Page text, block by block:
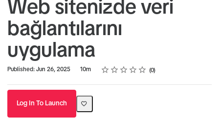
Web sitenizde veri
bağlantılarını
uygulama
Published: Jun 26, 2025
Duration 10m Rating
1 star
2 stars
3 stars
4 stars
5 stars
Average rating: 0 0
No reviews
Log In To Launch